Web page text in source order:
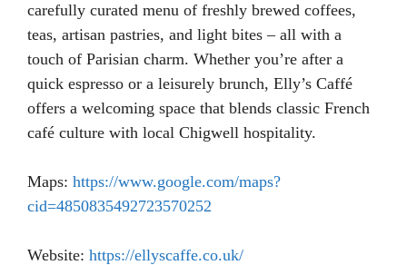
carefully curated menu of freshly brewed coffees,
teas, artisan pastries, and light bites – all with a
touch of Parisian charm. Whether you’re after a
quick espresso or a leisurely brunch, Elly’s Caffé
offers a welcoming space that blends classic French
café culture with local Chigwell hospitality.
Maps: https://www.google.com/maps?
cid=4850835492723570252
Website: https://ellyscaffe.co.uk/